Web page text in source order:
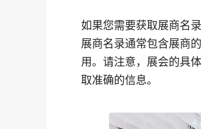
如果您需要获取展商名
展商名录通常包含展商
用。请注意，展会的具
取准确的信息。